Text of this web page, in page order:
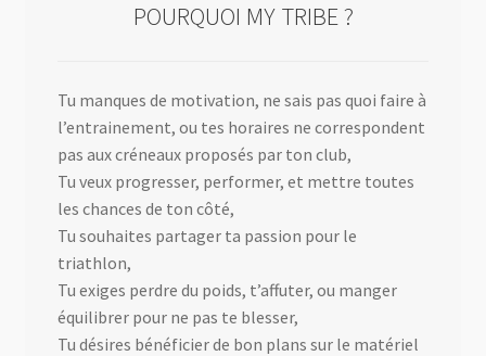
POURQUOI MY TRIBE ?
Tu manques de motivation, ne sais pas quoi faire à
l’entrainement, ou tes horaires ne correspondent
pas aux créneaux proposés par ton club,
Tu veux progresser, performer, et mettre toutes
les chances de ton côté,
Tu souhaites partager ta passion pour le
triathlon,
Tu exiges perdre du poids, t’affuter, ou manger
équilibrer pour ne pas te blesser,
Tu désires bénéficier de bon plans sur le matériel